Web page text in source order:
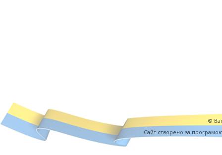
©
Cайт створено за